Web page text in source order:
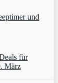
und
für
März